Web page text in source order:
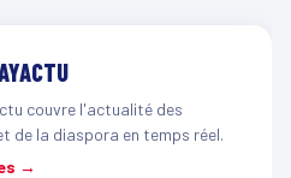
couvre l'actualité des
de la diaspora en temps réel.
→